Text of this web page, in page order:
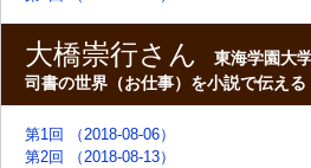
大橋崇行さん
東海学園大
司書の世界（お仕事）を小説で伝える
第1回 （2018-08-06）
第2回 （2018-08-13）